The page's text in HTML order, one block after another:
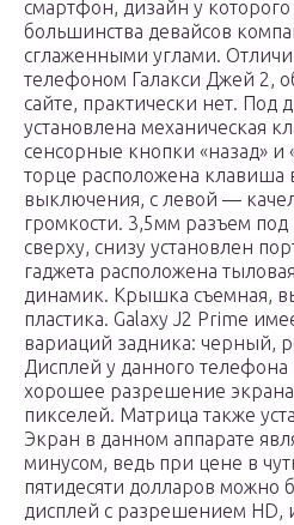
смартфон, дизайн у
большинства девайсов
сглаженными углами.
телефоном Галакси Джей 2,
сайте, практически нет. Под
установлена механическая
сенсорные кнопки «назад»
торце расположена клавиша
выключения, с левой —
громкости. 3,5мм разъем
сверху, снизу установлен
гаджета расположена
динамик. Крышка съемная,
пластика. Galaxy J2 Prime
вариаций задника: черный,
Дисплей у данного
хорошее разрешение
пикселей. Матрица также
Экран в данном аппарате
минусом, ведь при цене в
пятидесяти долларов можно
дисплей с разрешением HD,